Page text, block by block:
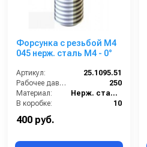
Форсунка с резьбой M4
045 нерж. сталь M4 - 0°
Артикул:
25.1095.51
Рабочее давление (бар):
250
Материал:
Нерж. сталь 304
В коробке:
10
400 руб.